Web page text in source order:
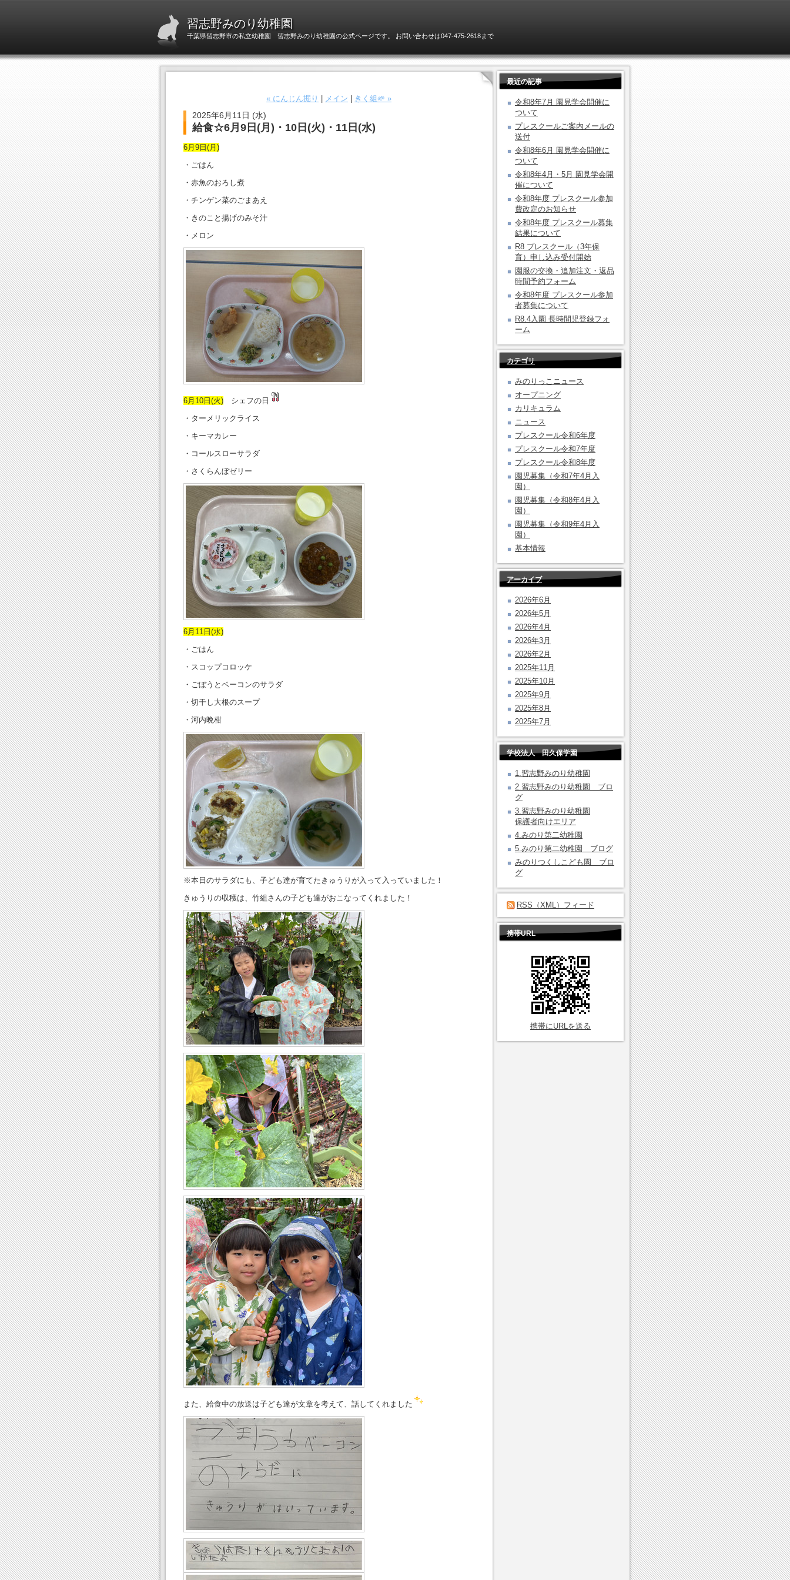
習志野みのり幼稚園
千葉県習志野市の私立幼稚園 習志野みのり幼稚園の公式ページです。 お問い合わせは047-475-2618まで
« にんじん掘り メイン きく組🌱 »
2025年6月11日 (水)
給食☆6月9日(月)・10日(火)・11日(水)
6月9日(月)
・ごはん
・赤魚のおろし煮
・チンゲン菜のごまあえ
・きのこと揚げのみそ汁
・メロン
6月10日(火) シェフの日
・ターメリックライス
・キーマカレー
・コールスローサラダ
・さくらんぼゼリー
6月11日(水)
・ごはん
・スコップコロッケ
・ごぼうとベーコンのサラダ
・切干し大根のスープ
・河内晩柑
※本日のサラダにも、子ども達が育てたきゅうりが入って入っていました！
きゅうりの収穫は、竹組さんの子ども達がおこなってくれました！
また、給食中の放送は子ども達が文章を考えて、話してくれました
最近の記事
令和8年7月 園見学会開催に
ついて
プレスクールご案内メールの
送付
令和8年6月 園見学会開催に
ついて
令和8年4月・5月 園見学会開
催について
令和8年度 プレスクール参加
費改定のお知らせ
令和8年度 プレスクール募集
結果について
R8 プレスクール（3年保
育）申し込み受付開始
園服の交換・追加注文・返品
時間予約フォーム
令和8年度 プレスクール参加
者募集について
R8.4入園 長時間児登録フォ
ーム
カテゴリ
みのりっこニュース
オープニング
カリキュラム
ニュース
プレスクール令和6年度
プレスクール令和7年度
プレスクール令和8年度
園児募集（令和7年4月入
園）
園児募集（令和8年4月入
園）
園児募集（令和9年4月入
園）
基本情報
アーカイブ
2026年6月
2026年5月
2026年4月
2026年3月
2026年2月
2025年11月
2025年10月
2025年9月
2025年8月
2025年7月
学校法人 田久保学園
1.習志野みのり幼稚園
2.習志野みのり幼稚園 ブロ
グ
3.習志野みのり幼稚園
保護者向けエリア
4.みのり第二幼稚園
5.みのり第二幼稚園 ブログ
みのりつくしこども園 ブロ
グ
RSS（XML）フィード
携帯URL
携帯にURLを送る